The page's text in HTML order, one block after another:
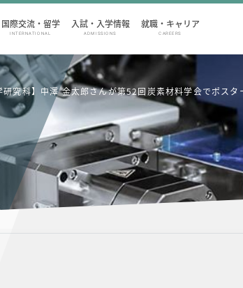
国際交流・留学
INTERNATIONAL
入試・入学情報
ADMISSIONS
就職・キャリア
CAREERS
研究科】中澤 金太郎さんが第52回炭素材料学会でポスタ